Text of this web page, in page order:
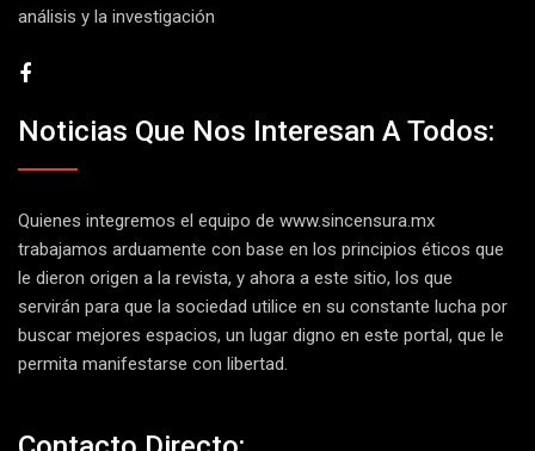
análisis y la investigación
Noticias Que Nos Interesan A Todos:
Quienes integremos el equipo de www.sincensura.mx
trabajamos arduamente con base en los principios éticos que
le dieron origen a la revista, y ahora a este sitio, los que
servirán para que la sociedad utilice en su constante lucha por
buscar mejores espacios, un lugar digno en este portal, que le
permita manifestarse con libertad.